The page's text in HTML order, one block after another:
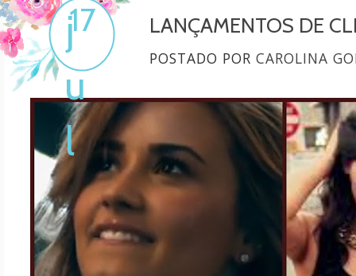
17
j
u
l
LANÇAMENTOS DE
POSTADO POR CAROLINA